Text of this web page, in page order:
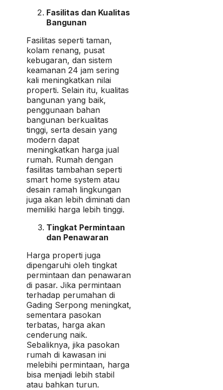
Fasilitas dan Kualitas
Bangunan
Fasilitas seperti taman,
kolam renang, pusat
kebugaran, dan sistem
keamanan 24 jam sering
kali meningkatkan nilai
properti. Selain itu, kualitas
bangunan yang baik,
penggunaan bahan
bangunan berkualitas
tinggi, serta desain yang
modern dapat
meningkatkan harga jual
rumah. Rumah dengan
fasilitas tambahan seperti
smart home system atau
desain ramah lingkungan
juga akan lebih diminati dan
memiliki harga lebih tinggi.
Tingkat Permintaan
dan Penawaran
Harga properti juga
dipengaruhi oleh tingkat
permintaan dan penawaran
di pasar. Jika permintaan
terhadap perumahan di
Gading Serpong meningkat,
sementara pasokan
terbatas, harga akan
cenderung naik.
Sebaliknya, jika pasokan
rumah di kawasan ini
melebihi permintaan, harga
bisa menjadi lebih stabil
atau bahkan turun.